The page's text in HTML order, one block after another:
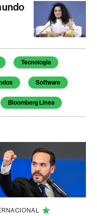
Tecnologia
Software
Bloomberg Línea